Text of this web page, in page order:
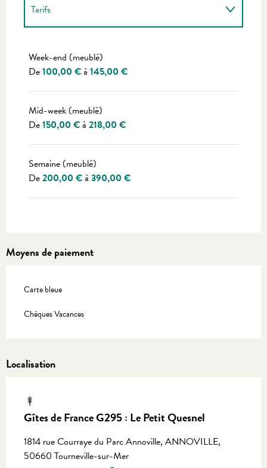
Tarifs
Week-end (meublé)
De100,00 €à 145,00 €
Mid-week (meublé)
De150,00 €à 218,00 €
Semaine (meublé)
De200,00 €à 390,00 €
Moyens de paiement
Carte bleue
Chèques Vacances
Localisation
Gîtes de France G295 : Le Petit Quesnel
1814 rue Courraye du Parc Annoville, ANNOVILLE,
50660 Tourneville-sur-Mer